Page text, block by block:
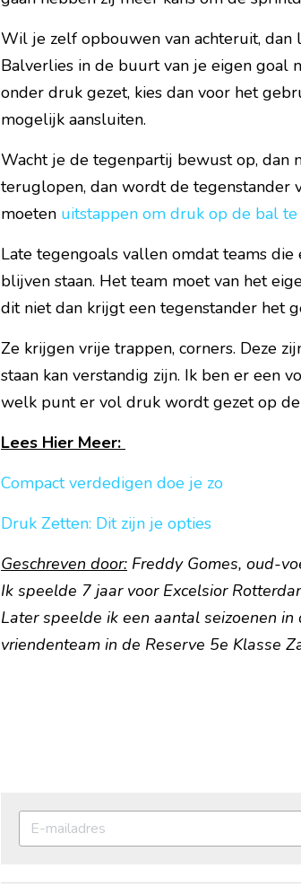
Wil je zelf opbouwen van achteruit,
Balverlies in de buurt van je eigen goal
onder druk gezet, kies dan voor het
mogelijk aansluiten.
Wacht je de tegenpartij bewust op, dan
teruglopen, dan wordt de tegenstander
moeten uitstappen om druk op de bal
Late tegengoals vallen omdat teams
blijven staan. Het team moet van het
dit niet dan krijgt een tegenstander het
Ze krijgen vrije trappen, corners. Deze
staan kan verstandig zijn. Ik ben er een
welk punt er vol druk wordt gezet op
Lees Hier Meer:
Compact verdedigen doe je zo
Druk Zetten: Dit zijn je opties
Geschreven door: Freddy Gomes, oud-
Ik speelde 7 jaar voor Excelsior
Later speelde ik een aantal seizoenen
vriendenteam in de Reserve 5e Klasse